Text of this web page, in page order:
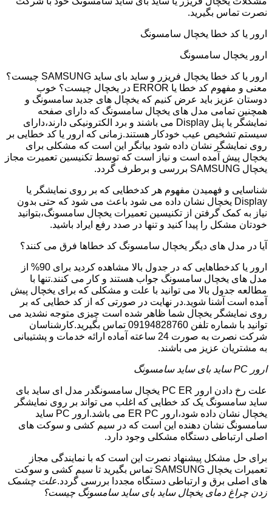
نصرت تماس بگیرید.
ارور یا کد خطا یخچال سامسونگ
ارور یخچال سامسونگ
ارور یا کد خطا یخچال فریزر و ساید بای ساید SAMSUNG چیست؟
معنی و مفهوم کد خطا یا ERROR در یخچال چیست؟ خوب
دوستان عزیز باید عرض کنیم که یخچال های جدید سامسونگ و
همچنین تمامی مدل های یخچال سامسونگ که دارای صفحه
نمایشگر یا پنل Display می باشند و برد الکترونیکی دارند،دارای
سیستم تشخیص عیب خودکار هستند.زمانی که ارور یا کد خطایی بر
روی نمایشگر نشان داده شود بیانگر این است که مشکلی برای
یخچال پیش آمده است و نیاز است که توسط تکنیسین تعمیرت مجاز
یخچال SAMSUNG بررسی و برطرف گردد.
شناسایی و فهمیدن مفهوم هر کدخطایی که بر روی نمایشگر یا
Display یخچال نشان داده می شود باعث می شود که حتی بدون
نیاز به کمک گرفتن از تکنیسین تعمیرات یخچال سامسونگ،بتوانید
خودتان مشکل را پیدا کنید و تنها در صدد رفع ایراد باشید.
آیا در مدل های دیگر یخچال سامسونگ کد خطاها فرق می کنند؟
ارور یا کدخطاهایی که در جدول بالا مشاهده کردید برای 90% از
مدل های یخچال سامسونگ جواب هستند و کار می کنند.تنها با
مطالعه جدول بالا می توانید با علت و مشکلی که برای یخچال پیش
آمده است آشنا شوید.در نهایت در صورتی که از کد خطایی که بر
روی نمایشگر یخچال شما ظاهر شده است چیزی متوجه نشدید می
توانید با شماره تلفن 09194828760 تماس بگیرید.کارشناسان
شرکت نصرت به صورت 24 ساعته آماده ارائه خدمات و پشتیبانی
به مشتریان عزیز می باشند.
ارور PC ساید بای ساید سامسونگ
علت رخ دادن ارور PC ER یخچال سامسونگدر مدل ای ساید بای
ساید سامسونگ یک کد خطایی که اغلب می تواند بر روی نمایشگر
یخچال نشان داده شود،ارور ER PC می باشد.ارور PC ساید
سامسونگ نشان دهنده این است که در سیم کشی و سوکت های
اصلی ارتباطی دستگاه مشکلی وجود دارد.
برای حل مشکل پیشنهاد نصرت این است که با نمایندگی مجاز
تعمیرات یخچال SAMSUNG تماس بگیرید تا سیم کشی و سوکت
های اصلی برق و ارتباطی دستگاه مجددا بررسی گردد.علت چشمک
زدن چراغ دمای یخچال ساید بای ساید سامسونگ چیست؟